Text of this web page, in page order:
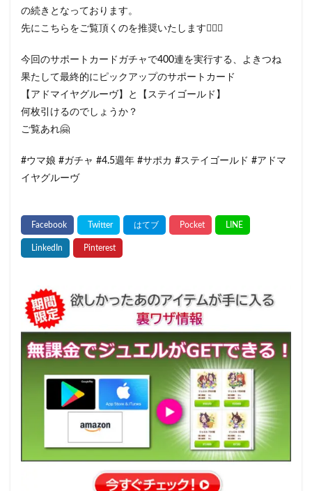
の続きとなっております。
先にこちらをご覧頂くのを推奨いたします💁🏻‍♀️
今回のサポートカードガチャで400連を実行する、よきつね
果たして最終的にピックアップのサポートカード
【アドマイヤグルーヴ】と【ステイゴールド】
何枚引けるのでしょうか？
ご覧あれ🤗
#ウマ娘 #ガチャ #4.5週年 #サポカ #ステイゴールド #アドマ
イヤグルーヴ